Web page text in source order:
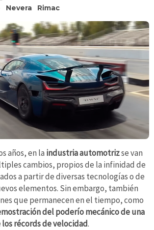
Nevera Rimac
años, en la industria automotrizse van
cambios, propios de la infinidad de
a partir de diversas tecnologías o de
elementos. Sin embargo, también
que permanecen en el tiempo, como
del poderío mecánico de una
los récords de velocidad.